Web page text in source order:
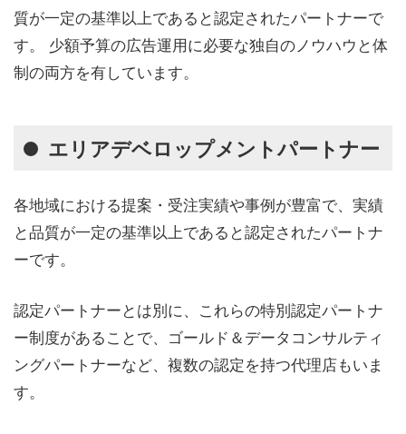
質が一定の基準以上であると認定されたパートナーで
す。 少額予算の広告運用に必要な独自のノウハウと体
制の両方を有しています。
エリアデベロップメントパートナー
各地域における提案・受注実績や事例が豊富で、実績
と品質が一定の基準以上であると認定されたパートナ
ーです。
認定パートナーとは別に、これらの特別認定パートナ
ー制度があることで、ゴールド＆データコンサルティ
ングパートナーなど、複数の認定を持つ代理店もいま
す。